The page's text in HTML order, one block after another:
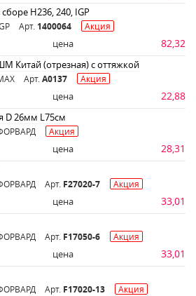
Н236, 240, IGP
Арт. 1400064 Акция
цена 82,32
Китай (отрезная) с оттяжкой
Арт. A0137 Акция
цена 22,88
D 26мм L75см
Акция
цена 28,31
Арт. F27020-7 Акция
цена 33,01
Арт. F17050-6 Акция
цена 33,01
Арт. F17020-13 Акция